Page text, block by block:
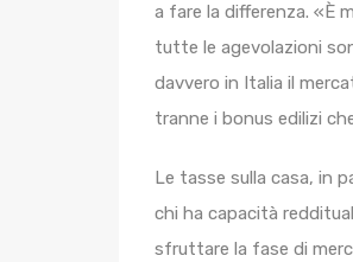
a fare la differenza. «È
tutte le agevolazioni
davvero in Italia il
tranne i bonus edilizi
Le tasse sulla casa, in
chi ha capacità
sfruttare la fase di